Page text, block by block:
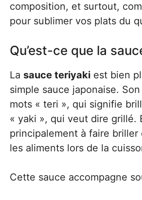
composition, et surtout,
pour sublimer vos plats du
Qu’est-ce que la
La sauce teriyaki est bien
simple sauce japonaise.
mots « teri », qui signifie
« yaki », qui veut dire grillé.
principalement à faire briller
les aliments lors de la
Cette sauce accompagne